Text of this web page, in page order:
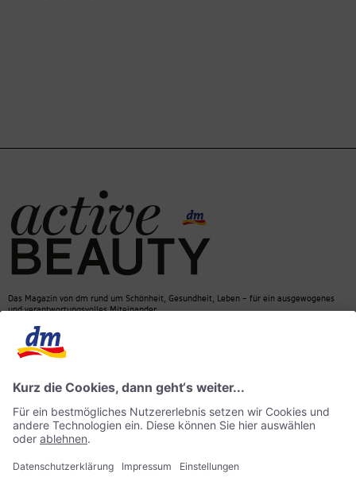
Das Magazin von dm rund um Schönheit, Gesundheit, Leben – für ein ausgewogenes
und verantwortungsvolles Miteinander.